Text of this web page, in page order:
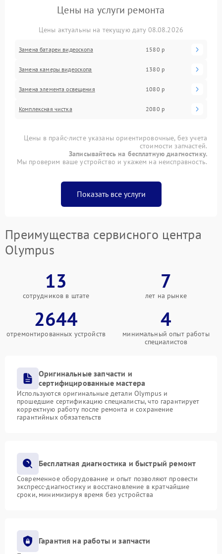
Цены на услуги ремонта
Цены актуальны на текущую дату 08.08.2026
Замена батареи видеоскопа 1580 р
Замена камеры видеоскопа 1380 р
Замена элемента освещения 1080 р
Комплексная чистка 2080 р
Цены в прайс-листе указаны ориентировочные, без учета
стоимости запчастей.
Записывайтесь на бесплатную диагностику.
Мы проверим ваше устройство и укажем на неисправность.
Показать все услуги
Преимущества сервисного центра
Olympus
13
сотрудников в штате
7
лет на рынке
2644
отремонтированных устройств
4
минимальный опыт работы
специалистов
Оригинальные запчасти и
сертифицированные мастера
Используются оригинальные детали Olympus и
прошедшие сертификацию специалисты, что гарантирует
корректную работу после ремонта и сохранение
гарантийных обязательств
Бесплатная диагностика и быстрый ремонт
Современное оборудование и опыт позволяют провести
экспресс-диагностику и восстановление в кратчайшие
сроки, минимизируя время без устройства
Гарантия на работы и запчасти